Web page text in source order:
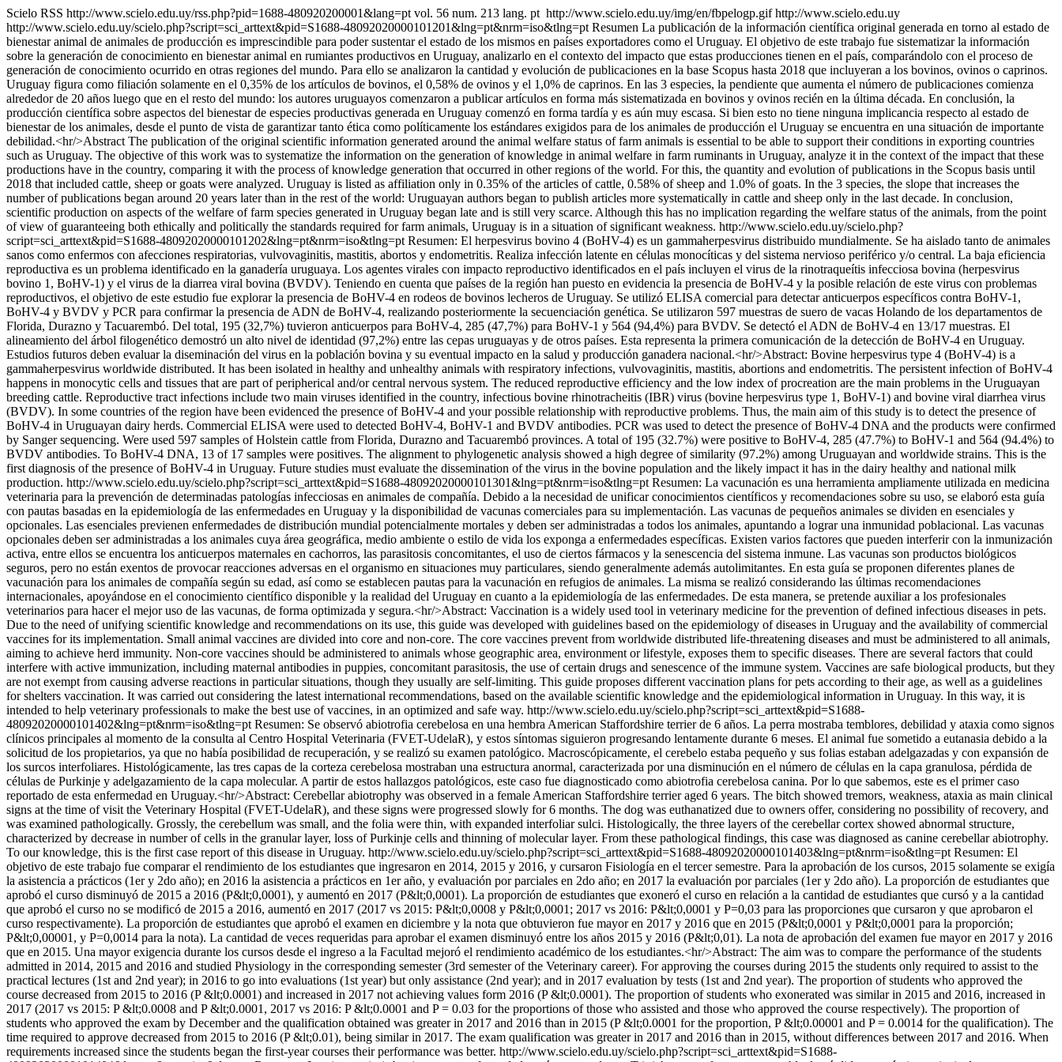
Scielo RSS http://www.scielo.edu.uy/rss.php?pid=1688-480920200001&lang=pt vol. 56 num. 213 lang. pt http://www.scielo.edu.uy/img/en/fbpelogp.gif http://www.scielo.edu.uy
http://www.scielo.edu.uy/scielo.php?script=sci_arttext&pid=S1688-48092020000101201&lng=pt&nrm=iso&tlng=pt Resumen La publicación de la información científica original generada en torno al estado de
bienestar animal de animales de producción es imprescindible para poder sustentar el estado de los mismos en países exportadores como el Uruguay. El objetivo de este trabajo fue sistematizar la información
sobre la generación de conocimiento en bienestar animal en rumiantes productivos en Uruguay, analizarlo en el contexto del impacto que estas producciones tienen en el país, comparándolo con el proceso de
generación de conocimiento ocurrido en otras regiones del mundo. Para ello se analizaron la cantidad y evolución de publicaciones en la base Scopus hasta 2018 que incluyeran a los bovinos, ovinos o caprinos.
Uruguay figura como filiación solamente en el 0,35% de los artículos de bovinos, el 0,58% de ovinos y el 1,0% de caprinos. En las 3 especies, la pendiente que aumenta el número de publicaciones comienza
alrededor de 20 años luego que en el resto del mundo: los autores uruguayos comenzaron a publicar artículos en forma más sistematizada en bovinos y ovinos recién en la última década. En conclusión, la
producción científica sobre aspectos del bienestar de especies productivas generada en Uruguay comenzó en forma tardía y es aún muy escasa. Si bien esto no tiene ninguna implicancia respecto al estado de
bienestar de los animales, desde el punto de vista de garantizar tanto ética como políticamente los estándares exigidos para de los animales de producción el Uruguay se encuentra en una situación de importante
debilidad.<hr/>Abstract The publication of the original scientific information generated around the animal welfare status of farm animals is essential to be able to support their conditions in exporting countries
such as Uruguay. The objective of this work was to systematize the information on the generation of knowledge in animal welfare in farm ruminants in Uruguay, analyze it in the context of the impact that these
productions have in the country, comparing it with the process of knowledge generation that occurred in other regions of the world. For this, the quantity and evolution of publications in the Scopus basis until
2018 that included cattle, sheep or goats were analyzed. Uruguay is listed as affiliation only in 0.35% of the articles of cattle, 0.58% of sheep and 1.0% of goats. In the 3 species, the slope that increases the
number of publications began around 20 years later than in the rest of the world: Uruguayan authors began to publish articles more systematically in cattle and sheep only in the last decade. In conclusion,
scientific production on aspects of the welfare of farm species generated in Uruguay began late and is still very scarce. Although this has no implication regarding the welfare status of the animals, from the point
of view of guaranteeing both ethically and politically the standards required for farm animals, Uruguay is in a situation of significant weakness. http://www.scielo.edu.uy/scielo.php?
script=sci_arttext&pid=S1688-48092020000101202&lng=pt&nrm=iso&tlng=pt Resumen: El herpesvirus bovino 4 (BoHV-4) es un gammaherpesvirus distribuido mundialmente. Se ha aislado tanto de animales
sanos como enfermos con afecciones respiratorias, vulvovaginitis, mastitis, abortos y endometritis. Realiza infección latente en células monocíticas y del sistema nervioso periférico y/o central. La baja eficiencia
reproductiva es un problema identificado en la ganadería uruguaya. Los agentes virales con impacto reproductivo identificados en el país incluyen el virus de la rinotraqueítis infecciosa bovina (herpesvirus
bovino 1, BoHV-1) y el virus de la diarrea viral bovina (BVDV). Teniendo en cuenta que países de la región han puesto en evidencia la presencia de BoHV-4 y la posible relación de este virus con problemas
reproductivos, el objetivo de este estudio fue explorar la presencia de BoHV-4 en rodeos de bovinos lecheros de Uruguay. Se utilizó ELISA comercial para detectar anticuerpos específicos contra BoHV-1,
BoHV-4 y BVDV y PCR para confirmar la presencia de ADN de BoHV-4, realizando posteriormente la secuenciación genética. Se utilizaron 597 muestras de suero de vacas Holando de los departamentos de
Florida, Durazno y Tacuarembó. Del total, 195 (32,7%) tuvieron anticuerpos para BoHV-4, 285 (47,7%) para BoHV-1 y 564 (94,4%) para BVDV. Se detectó el ADN de BoHV-4 en 13/17 muestras. El
alineamiento del árbol filogenético demostró un alto nivel de identidad (97,2%) entre las cepas uruguayas y de otros países. Esta representa la primera comunicación de la detección de BoHV-4 en Uruguay.
Estudios futuros deben evaluar la diseminación del virus en la población bovina y su eventual impacto en la salud y producción ganadera nacional.<hr/>Abstract: Bovine herpesvirus type 4 (BoHV-4) is a
gammaherpesvirus worldwide distributed. It has been isolated in healthy and unhealthy animals with respiratory infections, vulvovaginitis, mastitis, abortions and endometritis. The persistent infection of BoHV-4
happens in monocytic cells and tissues that are part of peripherical and/or central nervous system. The reduced reproductive efficiency and the low index of procreation are the main problems in the Uruguayan
breeding cattle. Reproductive tract infections include two main viruses identified in the country, infectious bovine rhinotracheitis (IBR) virus (bovine herpesvirus type 1, BoHV-1) and bovine viral diarrhea virus
(BVDV). In some countries of the region have been evidenced the presence of BoHV-4 and your possible relationship with reproductive problems. Thus, the main aim of this study is to detect the presence of
BoHV-4 in Uruguayan dairy herds. Commercial ELISA were used to detected BoHV-4, BoHV-1 and BVDV antibodies. PCR was used to detect the presence of BoHV-4 DNA and the products were confirmed
by Sanger sequencing. Were used 597 samples of Holstein cattle from Florida, Durazno and Tacuarembó provinces. A total of 195 (32.7%) were positive to BoHV-4, 285 (47.7%) to BoHV-1 and 564 (94.4%) to
BVDV antibodies. To BoHV-4 DNA, 13 of 17 samples were positives. The alignment to phylogenetic analysis showed a high degree of similarity (97.2%) among Uruguayan and worldwide strains. This is the
first diagnosis of the presence of BoHV-4 in Uruguay. Future studies must evaluate the dissemination of the virus in the bovine population and the likely impact it has in the dairy healthy and national milk
production. http://www.scielo.edu.uy/scielo.php?script=sci_arttext&pid=S1688-48092020000101301&lng=pt&nrm=iso&tlng=pt Resumen: La vacunación es una herramienta ampliamente utilizada en medicina
veterinaria para la prevención de determinadas patologías infecciosas en animales de compañía. Debido a la necesidad de unificar conocimientos científicos y recomendaciones sobre su uso, se elaboró esta guía
con pautas basadas en la epidemiología de las enfermedades en Uruguay y la disponibilidad de vacunas comerciales para su implementación. Las vacunas de pequeños animales se dividen en esenciales y
opcionales. Las esenciales previenen enfermedades de distribución mundial potencialmente mortales y deben ser administradas a todos los animales, apuntando a lograr una inmunidad poblacional. Las vacunas
opcionales deben ser administradas a los animales cuya área geográfica, medio ambiente o estilo de vida los exponga a enfermedades específicas. Existen varios factores que pueden interferir con la inmunización
activa, entre ellos se encuentra los anticuerpos maternales en cachorros, las parasitosis concomitantes, el uso de ciertos fármacos y la senescencia del sistema inmune. Las vacunas son productos biológicos
seguros, pero no están exentos de provocar reacciones adversas en el organismo en situaciones muy particulares, siendo generalmente además autolimitantes. En esta guía se proponen diferentes planes de
vacunación para los animales de compañía según su edad, así como se establecen pautas para la vacunación en refugios de animales. La misma se realizó considerando las últimas recomendaciones
internacionales, apoyándose en el conocimiento científico disponible y la realidad del Uruguay en cuanto a la epidemiología de las enfermedades. De esta manera, se pretende auxiliar a los profesionales
veterinarios para hacer el mejor uso de las vacunas, de forma optimizada y segura.<hr/>Abstract: Vaccination is a widely used tool in veterinary medicine for the prevention of defined infectious diseases in pets.
Due to the need of unifying scientific knowledge and recommendations on its use, this guide was developed with guidelines based on the epidemiology of diseases in Uruguay and the availability of commercial
vaccines for its implementation. Small animal vaccines are divided into core and non-core. The core vaccines prevent from worldwide distributed life-threatening diseases and must be administered to all animals,
aiming to achieve herd immunity. Non-core vaccines should be administered to animals whose geographic area, environment or lifestyle, exposes them to specific diseases. There are several factors that could
interfere with active immunization, including maternal antibodies in puppies, concomitant parasitosis, the use of certain drugs and senescence of the immune system. Vaccines are safe biological products, but they
are not exempt from causing adverse reactions in particular situations, though they usually are self-limiting. This guide proposes different vaccination plans for pets according to their age, as well as a guidelines
for shelters vaccination. It was carried out considering the latest international recommendations, based on the available scientific knowledge and the epidemiological information in Uruguay. In this way, it is
intended to help veterinary professionals to make the best use of vaccines, in an optimized and safe way. http://www.scielo.edu.uy/scielo.php?script=sci_arttext&pid=S1688-
48092020000101402&lng=pt&nrm=iso&tlng=pt Resumen: Se observó abiotrofia cerebelosa en una hembra American Staffordshire terrier de 6 años. La perra mostraba temblores, debilidad y ataxia como signos
clínicos principales al momento de la consulta al Centro Hospital Veterinaria (FVET-UdelaR), y estos síntomas siguieron progresando lentamente durante 6 meses. El animal fue sometido a eutanasia debido a la
solicitud de los propietarios, ya que no había posibilidad de recuperación, y se realizó su examen patológico. Macroscópicamente, el cerebelo estaba pequeño y sus folias estaban adelgazadas y con expansión de
los surcos interfoliares. Histológicamente, las tres capas de la corteza cerebelosa mostraban una estructura anormal, caracterizada por una disminución en el número de células en la capa granulosa, pérdida de
células de Purkinje y adelgazamiento de la capa molecular. A partir de estos hallazgos patológicos, este caso fue diagnosticado como abiotrofia cerebelosa canina. Por lo que sabemos, este es el primer caso
reportado de esta enfermedad en Uruguay.<hr/>Abstract: Cerebellar abiotrophy was observed in a female American Staffordshire terrier aged 6 years. The bitch showed tremors, weakness, ataxia as main clinical
signs at the time of visit the Veterinary Hospital (FVET-UdelaR), and these signs were progressed slowly for 6 months. The dog was euthanatized due to owners offer, considering no possibility of recovery, and
was examined pathologically. Grossly, the cerebellum was small, and the folia were thin, with expanded interfoliar sulci. Histologically, the three layers of the cerebellar cortex showed abnormal structure,
characterized by decrease in number of cells in the granular layer, loss of Purkinje cells and thinning of molecular layer. From these pathological findings, this case was diagnosed as canine cerebellar abiotrophy.
To our knowledge, this is the first case report of this disease in Uruguay. http://www.scielo.edu.uy/scielo.php?script=sci_arttext&pid=S1688-48092020000101403&lng=pt&nrm=iso&tlng=pt Resumen: El
objetivo de este trabajo fue comparar el rendimiento de los estudiantes que ingresaron en 2014, 2015 y 2016, y cursaron Fisiología en el tercer semestre. Para la aprobación de los cursos, 2015 solamente se exigía
la asistencia a prácticos (1er y 2do año); en 2016 la asistencia a prácticos en 1er año, y evaluación por parciales en 2do año; en 2017 la evaluación por parciales (1er y 2do año). La proporción de estudiantes que
aprobó el curso disminuyó de 2015 a 2016 (P&lt;0,0001), y aumentó en 2017 (P&lt;0,0001). La proporción de estudiantes que exoneró el curso en relación a la cantidad de estudiantes que cursó y a la cantidad
que aprobó el curso no se modificó de 2015 a 2016, aumentó en 2017 (2017 vs 2015: P&lt;0,0008 y P&lt;0,0001; 2017 vs 2016: P&lt;0,0001 y P=0,03 para las proporciones que cursaron y que aprobaron el
curso respectivamente). La proporción de estudiantes que aprobó el examen en diciembre y la nota que obtuvieron fue mayor en 2017 y 2016 que en 2015 (P&lt;0,0001 y P&lt;0,0001 para la proporción;
P&lt;0,00001, y P=0,0014 para la nota). La cantidad de veces requeridas para aprobar el examen disminuyó entre los años 2015 y 2016 (P&lt;0,01). La nota de aprobación del examen fue mayor en 2017 y 2016
que en 2015. Una mayor exigencia durante los cursos desde el ingreso a la Facultad mejoró el rendimiento académico de los estudiantes.<hr/>Abstract: The aim was to compare the performance of the students
admitted in 2014, 2015 and 2016 and studied Physiology in the corresponding semester (3rd semester of the Veterinary career). For approving the courses during 2015 the students only required to assist to the
practical lectures (1st and 2nd year); in 2016 to go into evaluations (1st year) but only assistance (2nd year); and in 2017 evaluation by tests (1st and 2nd year). The proportion of students who approved the
course decreased from 2015 to 2016 (P &lt;0.0001) and increased in 2017 not achieving values form 2016 (P &lt;0.0001). The proportion of students who exonerated was similar in 2015 and 2016, increased in
2017 (2017 vs 2015: P &lt;0.0008 and P &lt;0.0001, 2017 vs 2016: P &lt;0.0001 and P = 0.03 for the proportions of those who assisted and those who approved the course respectively). The proportion of
students who approved the exam by December and the qualification obtained was greater in 2017 and 2016 than in 2015 (P &lt;0.0001 for the proportion, P &lt;0.00001 and P = 0.0014 for the qualification). The
time required to approve decreased from 2015 to 2016 (P &lt;0.01), being similar in 2017. The exam qualification was greater in 2017 and 2016 than in 2015, without differences between 2017 and 2016. When
requirements increased since the students began the first-year courses their performance was better. http://www.scielo.edu.uy/scielo.php?script=sci_arttext&pid=S1688-